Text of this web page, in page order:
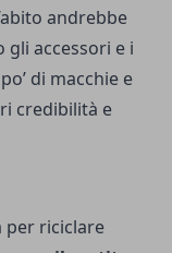
andrebbe
gli accessori e i
di macchie e
credibilità e
per riciclare